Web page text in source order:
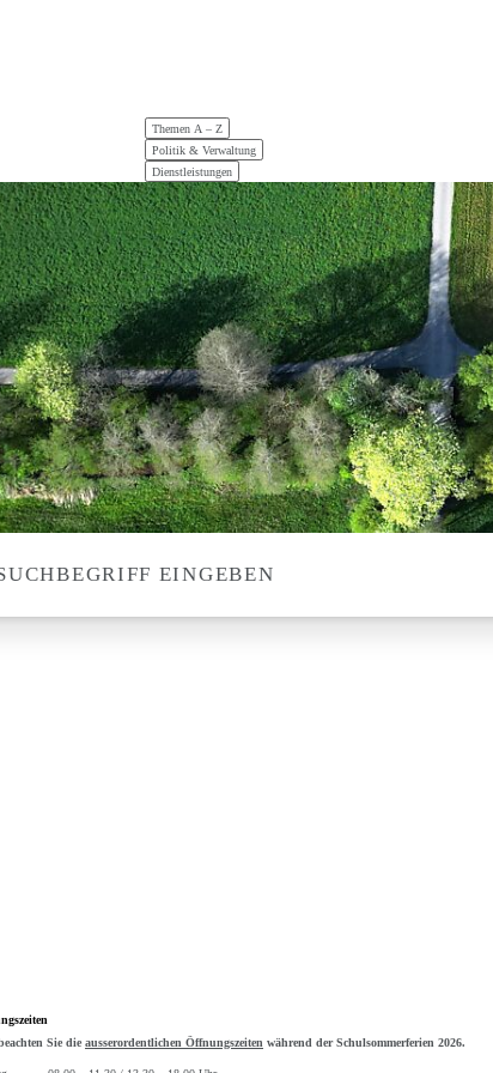
Hauptnavigation
Themen A – Z
Politik & Verwaltung
Dienstleistungen
Suche
EINGEBEN
Sie die ausserordentlichen Öffnungszeiten während der Schulsommerferien 2026.